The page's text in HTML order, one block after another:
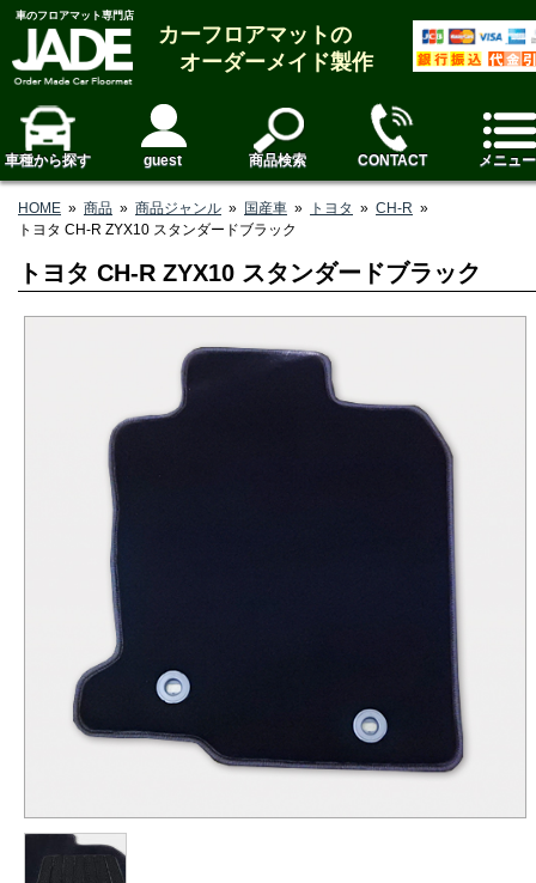
車のフロアマット専門店
カーフロアマットの
オーダーメイド製作
車種から探す guest 商品検索 CONTACT メニュー
HOME » 商品 » 商品ジャンル » 国産車 » トヨタ » CH-R »
トヨタ CH-R ZYX10 スタンダードブラック
トヨタ CH-R ZYX10 スタンダードブラック